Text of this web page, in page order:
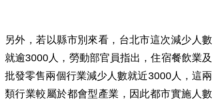
另外，若以縣市別來看，台北市這次減少人數
就逾3000人，勞動部官員指出，住宿餐飲業及
批發零售兩個行業減少人數就近3000人，這兩
類行業較屬於都會型產業，因此都市實施人數